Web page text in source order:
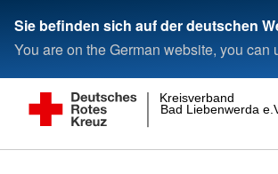
Sie befinden sich auf der deutschen
You are on the German website, you
Bad Liebenwerda
Kreisverband